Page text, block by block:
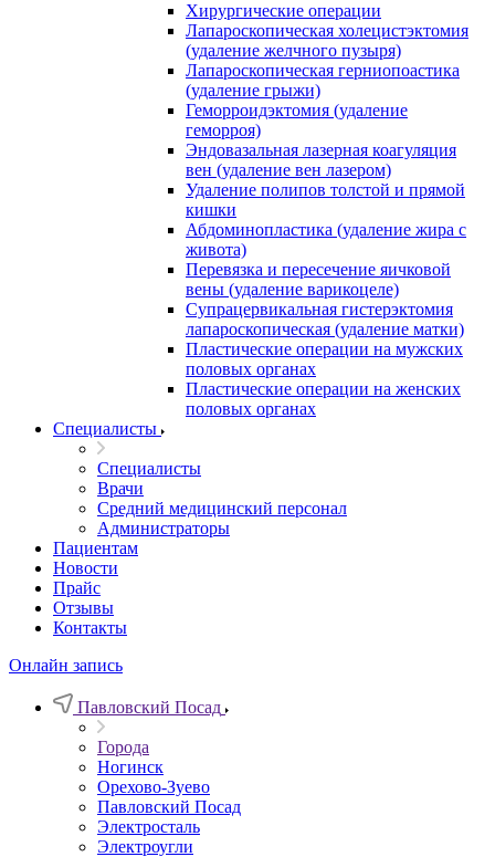
Хирургические операции
Лапароскопическая холецистэктомия
(удаление желчного пузыря)
Лапароскопическая герниопоастика
(удаление грыжи)
Геморроидэктомия (удаление
геморроя)
Эндовазальная лазерная коагуляция
вен (удаление вен лазером)
Удаление полипов толстой и прямой
кишки
Абдоминопластика (удаление жира с
живота)
Перевязка и пересечение яичковой
вены (удаление варикоцеле)
Супрацервикальная гистерэктомия
лапароскопическая (удаление матки)
Пластические операции на мужских
половых органах
Пластические операции на женских
половых органах
Специалисты
Специалисты
Врачи
Средний медицинский персонал
Администраторы
Пациентам
Новости
Прайс
Отзывы
Контакты
Онлайн запись
Павловский Посад
Города
Ногинск
Орехово-Зуево
Павловский Посад
Электросталь
Электроугли